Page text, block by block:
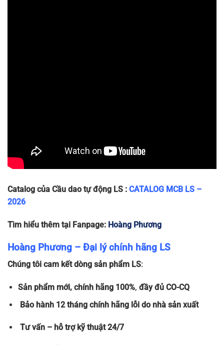
Catalog của Cầu dao tự động LS : CATALOG MCB LS –
2026
Tìm hiểu thêm tại Fanpage: Hoàng Phương
Hoàng Phương – Đại lý chính hãng LS
Chúng tôi cam kết dòng sản phẩm LS:
Sản phẩm mới, chính hãng 100%, đầy đủ CO-CQ
Bảo hành 12 tháng chính hãng lỗi do nhà sản xuất
Tư vấn – hỗ trợ kỹ thuật 24/7